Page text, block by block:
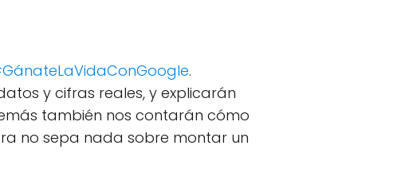
.
y cifras reales, y explicarán
también nos contarán cómo
no sepa nada sobre montar un